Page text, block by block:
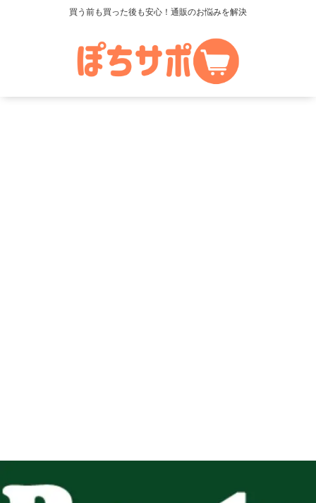
買う前も買った後も安心！通販のお悩みを解決